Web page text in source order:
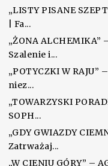
„LISTY PISANE
| Fa...
„ŻONA ALCHEMIKA”
Szalenie i...
„POTYCZKI W
niez...
„TOWARZYSKI
SOPH...
„GDY GWIAZDY
Zatrważaj...
„W CIENIU GÓRY” –